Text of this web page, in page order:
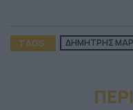
TAGS: ΔΗΜΗΤΡΗΣ